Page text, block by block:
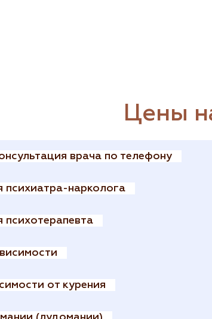
Цены
врача по телефону
психиатра-нарколога
психотерапевта
от курения